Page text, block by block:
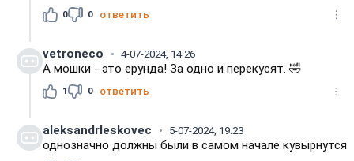
0 0 ответить
vetroneco 4-07-2024, 14:26
А мошки - это ерунда! За одно и перекусят. 🤣
1 0 ответить
aleksandrleskovec 5-07-2024, 19:23
однозначно должны были в самом начале кувырнутся